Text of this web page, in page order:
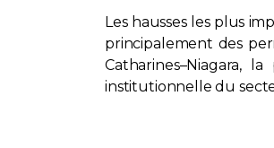
Les hausses les plus
principalement des
Catharines–Niagara,
institutionnelle du